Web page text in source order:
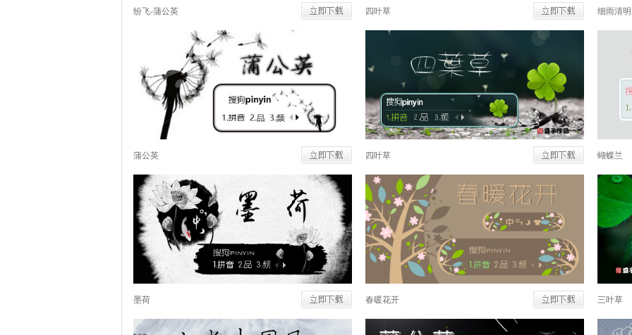
纷飞-蒲公英 四叶草 细雨清明
蒲公英 四叶草 蝴蝶兰
墨荷 春暖花开 三叶草